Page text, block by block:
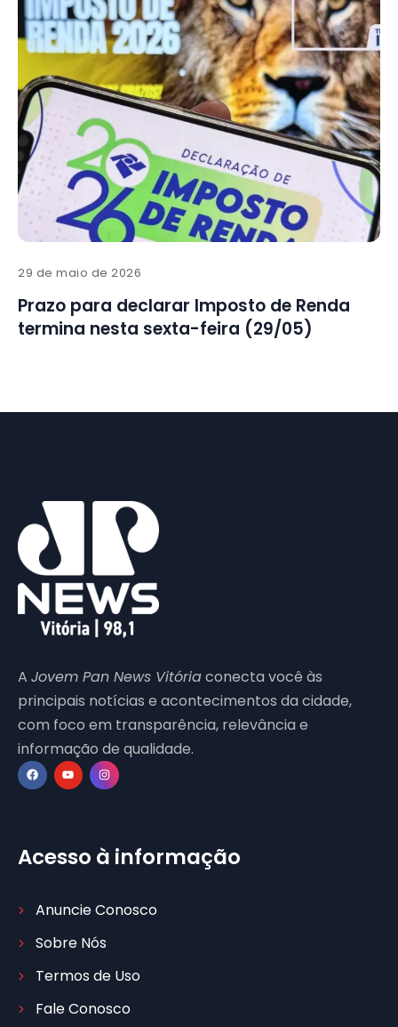
29 de maio de 2026
Prazo para declarar Imposto de Renda
termina nesta sexta-feira (29/05)
A Jovem Pan News Vitóriaconecta você às
principais notícias e acontecimentos da cidade,
com foco em transparência, relevância e
informação de qualidade.
Acesso à informação
Anuncie Conosco
Sobre Nós
Termos de Uso
Fale Conosco